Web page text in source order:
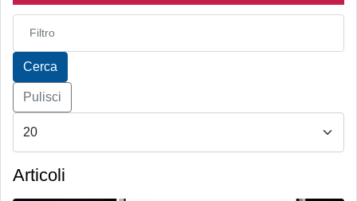
Inserisci parte del titolo
Cerca
Pulisci
Articoli